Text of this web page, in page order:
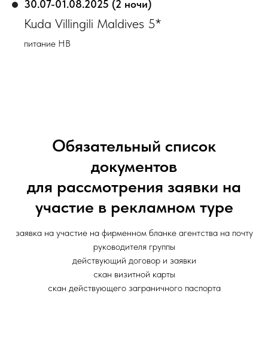
30.07-01.08.2025 (2 ночи)
Kuda Villingili Maldives 5*
питание HB
Обязательный список
документов
для рассмотрения заявки на
участие в рекламном туре
заявка на участие на фирменном бланке агентства на почту
руководителя группы
действующий договор и заявки
скан визитной карты
скан действующего заграничного паспорта